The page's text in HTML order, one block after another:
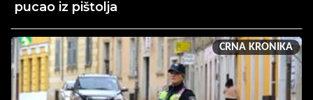
pucao iz pištolja
CRNA KRONIKA